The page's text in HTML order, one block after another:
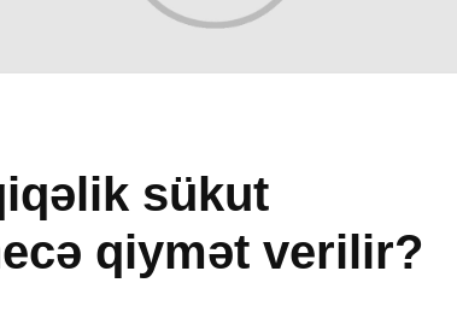
sükut
qiymət verilir?
Əhzab surəsi